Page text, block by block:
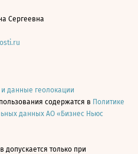
Сергеевна
и данные геолокации
содержатся в Политике
данных АО «Бизнес Ньюс
только при